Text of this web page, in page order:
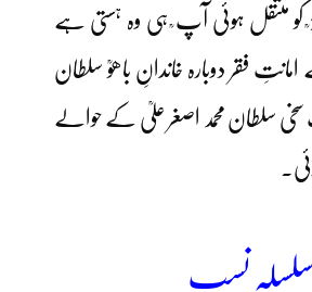
کو منتقل ہوئی آپ ؒ ہی وہ ہستی ہے
فقر دوبارہ خاندانِ باھوؒ سلطان
سلطان محمد اصغر علیؒ کے حوالے
سلسلہ نسب